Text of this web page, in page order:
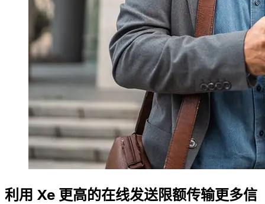
利用 Xe 更高的在线发送限额传输更多信